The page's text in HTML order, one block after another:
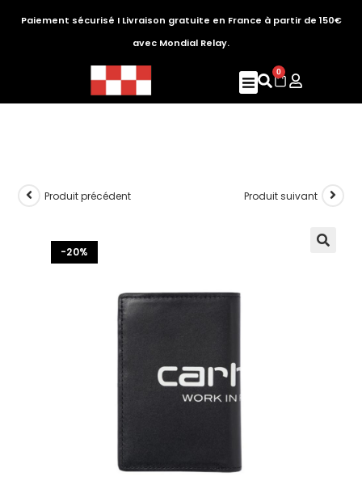
Paiement sécurisé I Livraison gratuite en France à partir de 150€
avec Mondial Relay.
0
-20%
Produit précédent Produit suivant